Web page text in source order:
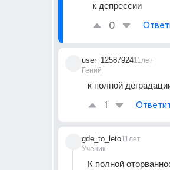
к депрессии
0
user_12587924
Гений
11лет
к полной
1
gde_to_leto
Ученик
11лет
К полной